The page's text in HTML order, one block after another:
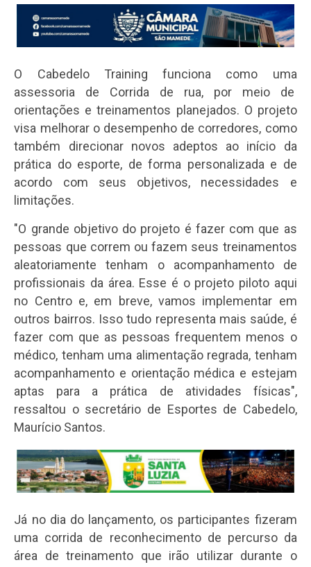
O Cabedelo Training funciona como uma
assessoria de Corrida de rua, por meio de
orientações e treinamentos planejados. O projeto
visa melhorar o desempenho de corredores, como
também direcionar novos adeptos ao início da
prática do esporte, de forma personalizada e de
acordo com seus objetivos, necessidades e
limitações.
"O grande objetivo do projeto é fazer com que as
pessoas que correm ou fazem seus treinamentos
aleatoriamente tenham o acompanhamento de
profissionais da área. Esse é o projeto piloto aqui
no Centro e, em breve, vamos implementar em
outros bairros. Isso tudo representa mais saúde, é
fazer com que as pessoas frequentem menos o
médico, tenham uma alimentação regrada, tenham
acompanhamento e orientação médica e estejam
aptas para a prática de atividades físicas",
ressaltou o secretário de Esportes de Cabedelo,
Maurício Santos.
Já no dia do lançamento, os participantes fizeram
uma corrida de reconhecimento de percurso da
área de treinamento que irão utilizar durante o